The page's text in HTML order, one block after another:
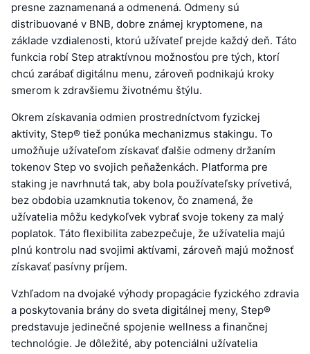
presne zaznamenaná a odmenená. Odmeny sú
distribuované v BNB, dobre známej kryptomene, na
základe vzdialenosti, ktorú užívateľ prejde každý deň. Táto
funkcia robí Step atraktívnou možnosťou pre tých, ktorí
chcú zarábať digitálnu menu, zároveň podnikajú kroky
smerom k zdravšiemu životnému štýlu.
Okrem získavania odmien prostredníctvom fyzickej
aktivity, Step® tiež ponúka mechanizmus stakingu. To
umožňuje užívateľom získavať ďalšie odmeny držaním
tokenov Step vo svojich peňaženkách. Platforma pre
staking je navrhnutá tak, aby bola používateľsky prívetivá,
bez obdobia uzamknutia tokenov, čo znamená, že
užívatelia môžu kedykoľvek vybrať svoje tokeny za malý
poplatok. Táto flexibilita zabezpečuje, že užívatelia majú
plnú kontrolu nad svojimi aktívami, zároveň majú možnosť
získavať pasívny príjem.
Vzhľadom na dvojaké výhody propagácie fyzického zdravia
a poskytovania brány do sveta digitálnej meny, Step®
predstavuje jedinečné spojenie wellness a finančnej
technológie. Je dôležité, aby potenciálni užívatelia